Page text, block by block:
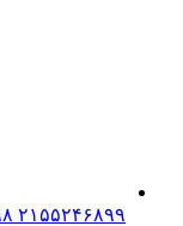
۲۱۵۵۲۴۶۸۹۹ ۹۸+